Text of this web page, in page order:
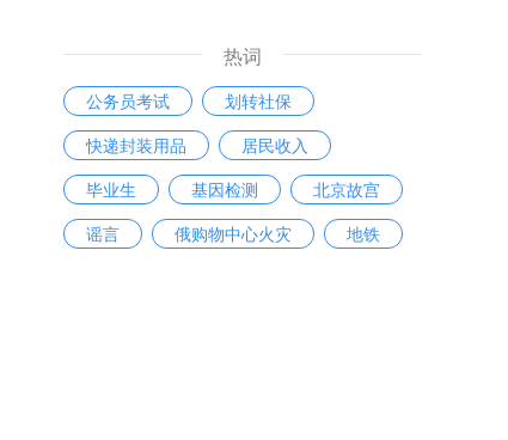
热词
公务员考试
划转社保
快递封装用品
居民收入
毕业生
基因检测
北京故宫
谣言
俄购物中心火灾 地铁